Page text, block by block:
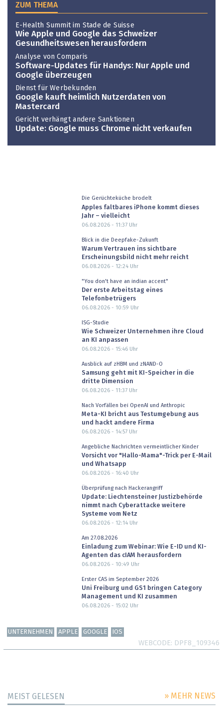
ZUM THEMA
E-Health Summit im Stade de Suisse
Wie Apple und Google das Schweizer
Gesundheitswesen herausfordern
Analyse von Comparis
Software-Updates für Handys: Nur Apple und
Google überzeugen
Dienst für Werbekunden
Google kauft heimlich Nutzerdaten von
Mastercard
Gericht verhängt andere Sanktionen
Update: Google muss Chrome nicht verkaufen
Die Gerüchteküche brodelt
Apples faltbares iPhone kommt dieses
Jahr – vielleicht
06.08.2026 - 11:37Uhr
Blick in die Deepfake-Zukunft
Warum Vertrauen ins sichtbare
Erscheinungsbild nicht mehr reicht
06.08.2026 - 12:24Uhr
"You don't have an indian accent"
Der erste Arbeitstag eines
Telefonbetrügers
06.08.2026 - 10:59 Uhr
ISG-Studie
Wie Schweizer Unternehmen ihre Cloud
an KI anpassen
06.08.2026 - 15:46Uhr
Ausblick auf zHBM und zNAND-O
Samsung geht mit KI-Speicher in die
dritte Dimension
06.08.2026 - 11:37Uhr
Nach Vorfällen bei OpenAI und Anthropic
Meta-KI bricht aus Testumgebung aus
und hackt andere Firma
06.08.2026 - 14:57Uhr
Angebliche Nachrichten vermeintlicher Kinder
Vorsicht vor "Hallo-Mama"-Trick per E-Mail
und Whatsapp
06.08.2026 - 16:40 Uhr
Überprüfung nach Hackerangriff
Update: Liechtensteiner Justizbehörde
nimmt nach Cyberattacke weitere
Systeme vom Netz
06.08.2026 - 12:14Uhr
Am 27.08.2026
Einladung zum Webinar: Wie E-ID und KI-
Agenten das cIAM herausfordern
06.08.2026 - 10:49 Uhr
Erster CAS im September 2026
Uni Freiburg und GS1 bringen Category
Management und KI zusammen
06.08.2026 - 15:02 Uhr
UNTERNEHMEN APPLE GOOGLE IOS
WEBCODE DPF8_109346
MEIST GELESEN » MEHR NEWS